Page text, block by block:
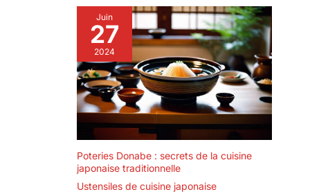
nécessaire de recourir à
des techniques
compliquées ni à des
processus fastidieux. En
quelques minutes
seulement, vous pouvez
reproduire à la maison de
délicieux sushis dignes
d'un restaurant
personnalisés avec vos ingrédients préférés pour un
apéritif, un déjeuner ou un dîner. Idéal pour le
transport au travail, pour profiter des soirées cinéma
ou pour les pique-niques pour un repas délicieux et
Juin
27
2024
Poteries Donabe : secrets de la cuisine
japonaise traditionnelle
Ustensiles de cuisine japonaise